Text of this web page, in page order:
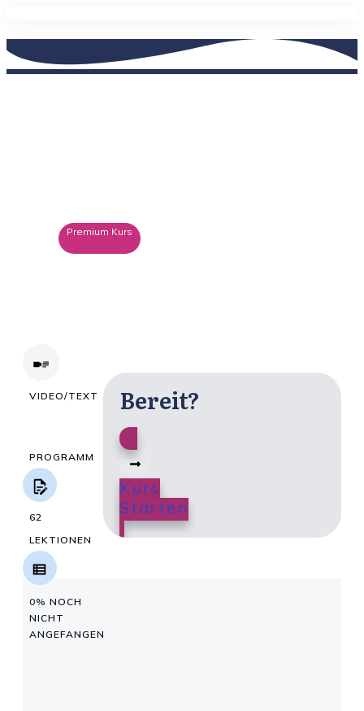
Premium Kurs
VIDEO/TEXT
PROGRAMM
62
LEKTIONEN
0% NOCH
NICHT
ANGEFANGEN
Bereit?
Kurs
Starten